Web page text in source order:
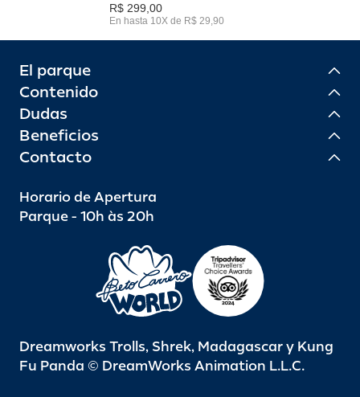
R$ 299,00
En hasta 10X de R$ 29,90
El parque
Contenido
Dudas
Beneficios
Contacto
Horario de Apertura
Parque - 10h às 20h
Dreamworks Trolls, Shrek, Madagascar y Kung
Fu Panda © DreamWorks Animation L.L.C.